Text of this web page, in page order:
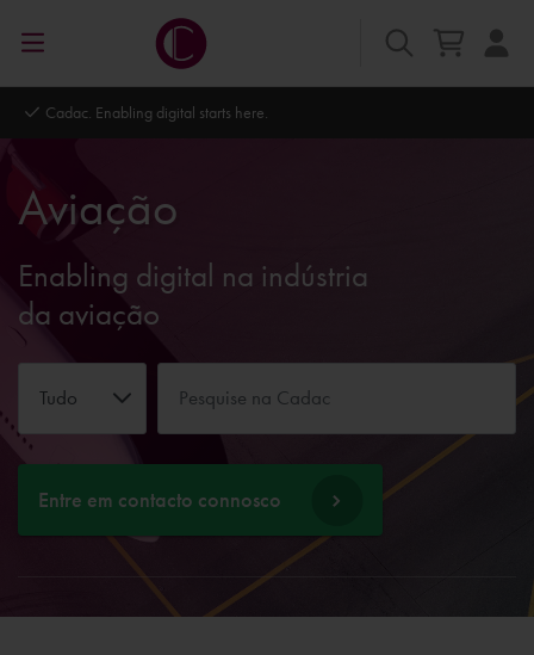
Autodesk Platinum Partner
Aviação
Enabling digital na indústria
da aviação
Tudo
Entre em contacto connosco